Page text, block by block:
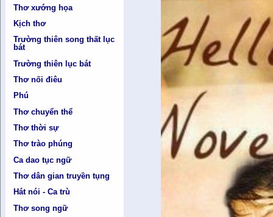
Thơ xướng họa
Kịch thơ
Trường thiên song thất lục
bát
Trường thiên lục bát
Thơ nối điêu
Phú
Thơ chuyển thể
Thơ thời sự
Thơ trào phúng
Ca dao tục ngữ
Thơ dân gian truyền tụng
Hát nói - Ca trù
Thơ song ngữ